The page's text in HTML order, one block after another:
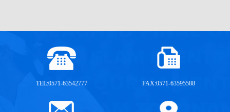
TEL:0571-63542777 FAX:0571-63595588